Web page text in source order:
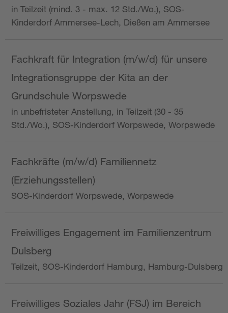
in Teilzeit (mind. 3 - max. 12 Std./Wo.), SOS-
Kinderdorf Ammersee-Lech, Dießen am Ammersee
Fachkraft für Integration (m/w/d) für unsere
Integrationsgruppe der Kita an der
Grundschule Worpswede
in unbefristeter Anstellung, in Teilzeit (30 - 35
Std./Wo.), SOS-Kinderdorf Worpswede, Worpswede
Fachkräfte (m/w/d) Familiennetz
(Erziehungsstellen)
SOS-Kinderdorf Worpswede, Worpswede
Freiwilliges Engagement im Familienzentrum
Dulsberg
Teilzeit, SOS-Kinderdorf Hamburg, Hamburg-Dulsberg
Freiwilliges Soziales Jahr (FSJ) im Bereich